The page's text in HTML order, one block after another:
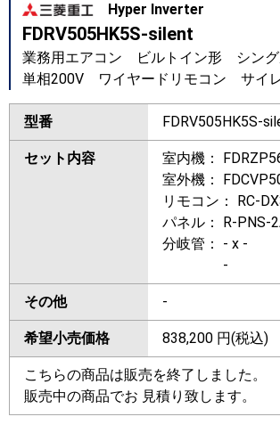
Hyper Inverter
FDRV505HK5S-silent
業務用エアコン ビルトイン形 シン
単相200V ワイヤードリモコン サイ
型番 FDRV505HK5S-
セット内容
室内機：
室外機：
リモコン： RC-
パネル： R-PNS-
分岐管： - x -
-
その他 -
希望小売価格 838,200 円(税込)
こちらの商品は販売を終了しました。
販売中の商品でお 見積り致します。